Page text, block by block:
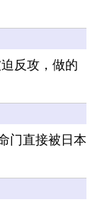
反攻，做的
门直接被日本